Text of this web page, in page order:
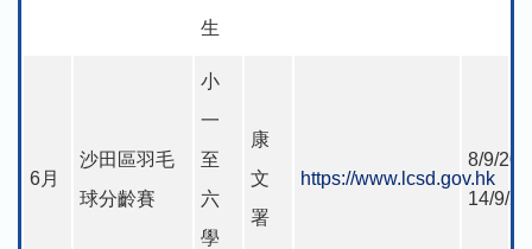
生
6月
沙田區羽毛
球分齡賽
小
一
至
六
學
康
文
署
https://www.lcsd.gov.hk
8/9/
14/9/